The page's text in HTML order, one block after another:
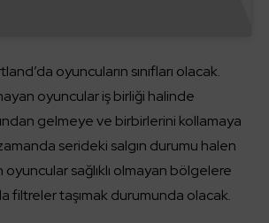
oyuncuların sınıfları olacak.
oyuncular iş birliği halinde
gelmeye ve birbirlerini kollamaya
serideki salgın durumu halen
sağlıklı olmayan bölgelere
filtreler taşımak durumunda olacak.